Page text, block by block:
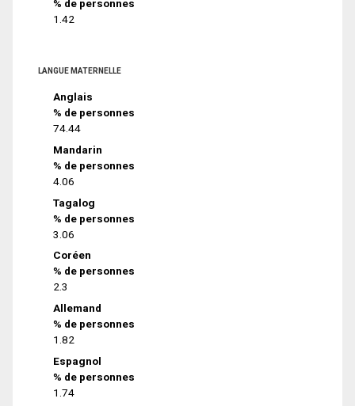
% de personnes
1.42
LANGUE MATERNELLE
Anglais
% de personnes
74.44
Mandarin
% de personnes
4.06
Tagalog
% de personnes
3.06
Coréen
% de personnes
2.3
Allemand
% de personnes
1.82
Espagnol
% de personnes
1.74